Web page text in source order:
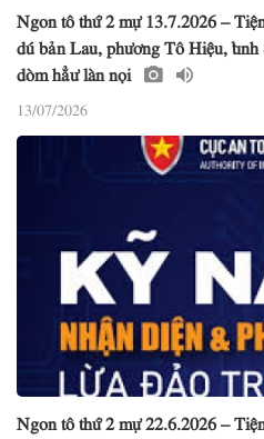
Ngon tô thứ 2 mự 13.7.2026 –
dú bản Lau, phương Tô Hiệu,
dòm hẳư làn nọi
13/07/2026
Ngon tô thứ 2 mự 22.6.2026 –